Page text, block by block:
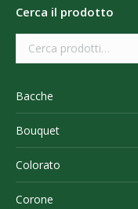
Cerca il prodotto
Bacche
Bouquet
Colorato
Corone